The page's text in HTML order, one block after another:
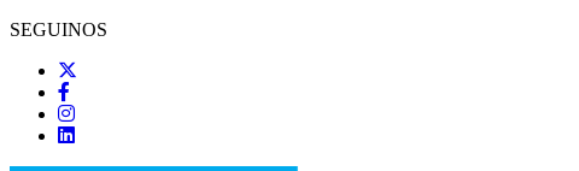
SEGUINOS